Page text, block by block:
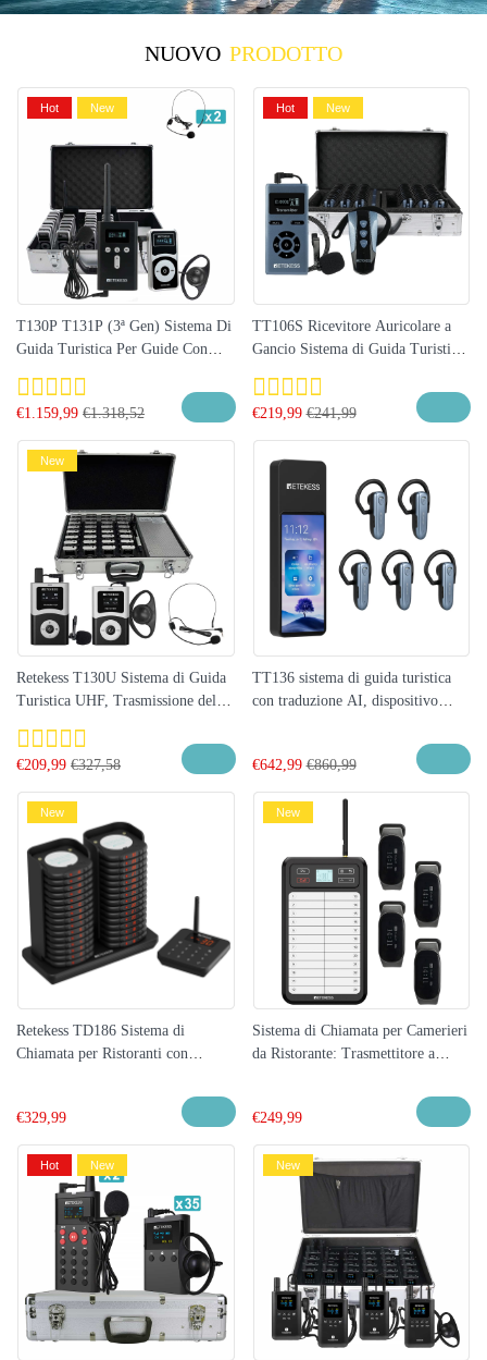
NUOVO PRODOTTO
T130P T131P (3ª Gen) Sistema Di
Guida Turistica Per Guide Con
Al Colosseo, Vaticano, Duomo Di
Firenze E Monumenti D’Italia
€1.159,99 €1.318,52
Hot New
TT106S Ricevitore Auricolare a
Gancio Sistema di Guida Turistica
Colosseo, Vaticano e Monumenti
d’Italia
€219,99 €241,99
Hot New
Retekess T130U Sistema di Guida
Turistica UHF, Trasmissione del
Suono Chiara e Assenza di
Rumore, Adatto per il Turismo e le
Visite in Fabbrica | Ideale per
Colosseo, Vaticano e Musei d’Italia
€209,99 €327,58
New
TT136 sistema di guida turistica
con traduzione AI, dispositivo
tempo reale per delegazioni VIP,
tour operator e agenzie di viaggio
€642,99 €860,99
Retekess TD186 Sistema di
Chiamata per Ristoranti con
€329,99
New
Sistema di Chiamata per Camerieri
da Ristorante: Trasmettitore a
Ricevitore a Bracciale TD112
€249,99
New
Hot New New